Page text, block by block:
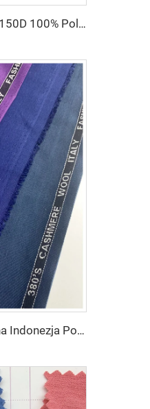
Cenowy materiał z fabryki biały 150D 100% Poliester Gabardyna Minimatt do odzieży medycznej i roboczej
Towary Woven Poliester Bawełna Indonezja Poliester Bawełna